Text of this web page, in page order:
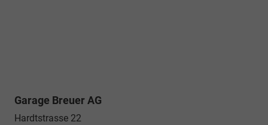
Garage Breuer AG
Hardtstrasse 22